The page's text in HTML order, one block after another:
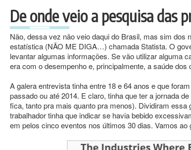
De onde veio a pesquisa das
Não, dessa vez não veio daqui do Brasil, mas sim
estatística (NÃO ME DIGA…) chamada Statista. O
levantar algumas informações. Se vão utilizar alguma
era com o desempenho e, principalmente, a saúde dos
A galera entrevista tinha entre 18 e 64 anos e que
passado ou até 2014. E claro, tinha que ter a jornada
fica, tanto pra mais quanto pra menos). Dividiram
trabalhador tinha que indicar se havia bebido
em pelos cinco eventos nos últimos 30 dias. Vamos ao